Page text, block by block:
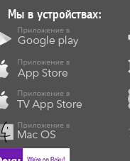
Мы в устройствах: